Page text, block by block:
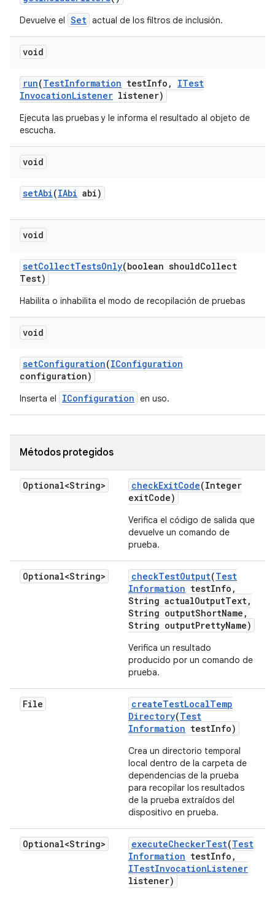
Devuelve el Set actual de los filtros de inclusión.
void
run(TestInformation testInfo ,
ITest
InvocationListener listener)
Ejecuta las pruebas y le informa el resultado al objeto de
escucha.
void
setAbi(IAbi abi)
void
setCollectTestsOnly(boolean shouldCollect
Test)
Habilita o inhabilita el modo de recopilación de pruebas
void
setConfiguration(IConfiguration
configuration)
Inserta el IConfiguration en uso.
Métodos protegidos
Optional<String> checkExitCode(Integer
exitCode)
Verifica el código de salida que
devuelve un comando de
prueba.
Optional<String> checkTestOutput(Test
Information testInfo ,
String actualOutputText,
String outputShortName ,
String outputPrettyName)
Verifica un resultado
producido por un comando de
prueba.
File createTestLocalTemp
Directory(Test
Information testInfo)
Crea un directorio temporal
local dentro de la carpeta de
dependencias de la prueba
para recopilar los resultados
de la prueba extraídos del
dispositivo en prueba.
Optional<String> executeCheckerTest(Test
Information testInfo ,
ITestInvocationListener
listener)